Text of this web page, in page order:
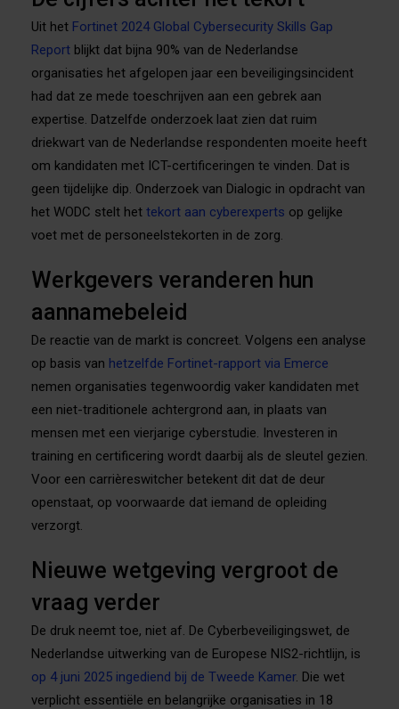
Uit het Fortinet 2024 Global Cybersecurity Skills Gap
Report blijkt dat bijna 90% van de Nederlandse
organisaties het afgelopen jaar een beveiligingsincident
had dat ze mede toeschrijven aan een gebrek aan
expertise. Datzelfde onderzoek laat zien dat ruim
driekwart van de Nederlandse respondenten moeite heeft
om kandidaten met ICT-certificeringen te vinden. Dat is
geen tijdelijke dip. Onderzoek van Dialogic in opdracht van
het WODC stelt het tekort aan cyberexperts op gelijke
voet met de personeelstekorten in de zorg.
Werkgevers veranderen hun
aannamebeleid
De reactie van de markt is concreet. Volgens een analyse
op basis van hetzelfde Fortinet-rapport via Emerce
nemen organisaties tegenwoordig vaker kandidaten met
een niet-traditionele achtergrond aan, in plaats van
mensen met een vierjarige cyberstudie. Investeren in
training en certificering wordt daarbij als de sleutel gezien.
Voor een carrièreswitcher betekent dit dat de deur
openstaat, op voorwaarde dat iemand de opleiding
verzorgt.
Nieuwe wetgeving vergroot de
vraag verder
De druk neemt toe, niet af. De Cyberbeveiligingswet, de
Nederlandse uitwerking van de Europese NIS2-richtlijn, is
op 4 juni 2025 ingediend bij de Tweede Kamer. Die wet
verplicht essentiële en belangrijke organisaties in 18